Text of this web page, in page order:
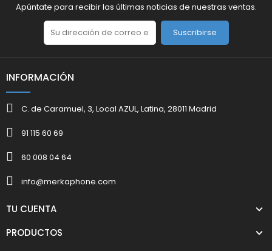
Apúntate para recibir las últimas noticias de nuestras ventas.
Suscribirse
INFORMACIÓN
C. de Caramuel, 3, Local AZUL, Latina, 28011 Madrid
91 115 60 69
60 008 04 64
info@merkaphone.com
TU CUENTA
PRODUCTOS